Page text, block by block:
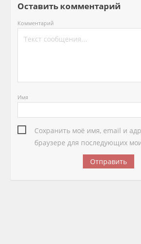
Оставить комментарий
Комментарий
Имя
Сохранить моё имя, email и
браузере для последующих